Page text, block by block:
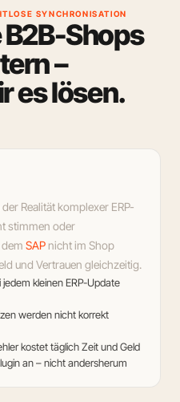
SYNCHRONISATION
Shops
–
es lösen.
Realität komplexer ERP-
stimmen oder
SAP nicht im Shop
und Vertrauen gleichzeitig.
kleinen ERP-Update
werden nicht korrekt
kostet täglich Zeit und Geld
an – nicht andersherum